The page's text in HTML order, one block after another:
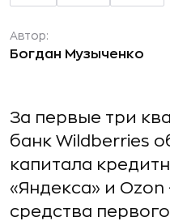
Автор:
Богдан Музыченко
За первые три
банк Wildberries
капитала
«Яндекса» и
средства